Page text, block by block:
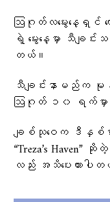
ဩဂုတ်လမွေးနေ့ရှင်
ရဲ့ မွေးနေ့မှာ သီချ
တယ်။
သီချင်းနာမည်က မု
ဩဂုတ် ၁၀ ရက်မှာ ဖြ
ချစ်သုဝေက ဒီနှစ်
“Treza’s Haven” ဆို
လည်း အသိပေးထားပါ